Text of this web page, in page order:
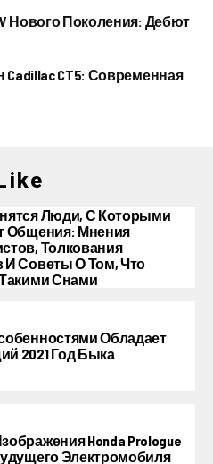
V Нового Поколения: Дебют
CT5: Современная
Люди, С Которыми
Общения: Мнения
Толкования
И Советы О Том, Что
Снами
Обладает
2021 Год Быка
Honda Prologue
Электромобиля